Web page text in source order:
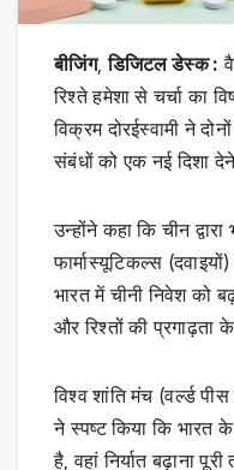
बीजिंग,डिजिटल डेस्क :
रिश्ते हमेशा से चर्चा का
विक्रम दोरईस्वामी ने
संबंधों को एक नई दिशा
उन्होंने कहा कि चीन
फार्मास्यूटिकल्स
भारत में चीनी निवेश को
और रिश्तों की प्रगाढ़ता के
विश्व शांति मंच (वर्ल्ड
ने स्पष्ट किया कि भारत के
है, वहां निर्यात बढ़ाना